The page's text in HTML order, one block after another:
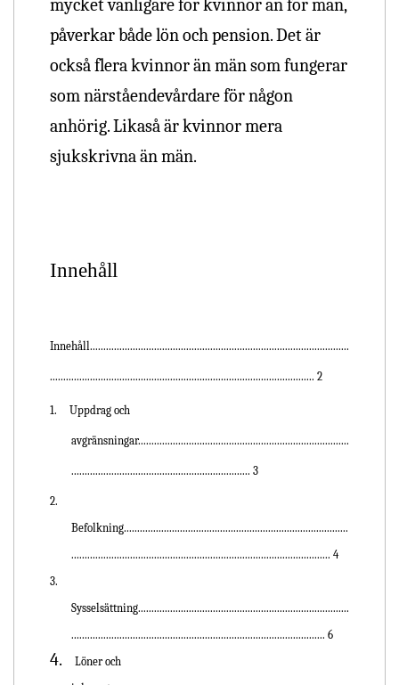
mycket vanligare för kvinnor än för män,
påverkar både lön och pension.Det är
också flera kvinnor än män som fungerar
som närståendevårdare för någon
anhörig. Likaså är kvinnor mera
sjukskrivna än män.
Innehåll
Innehåll.................................................................................................
................................................................................................... 2
1. Uppdrag och
avgränsningar...............................................................................
................................................................... 3
2.
Befolkning....................................................................................
................................................................................................. 4
3.
Sysselsättning...............................................................................
............................................................................................... 6
4.
Löner och